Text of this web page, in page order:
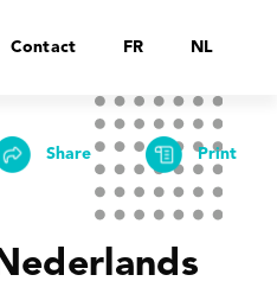
Contact FR NL
Share Print